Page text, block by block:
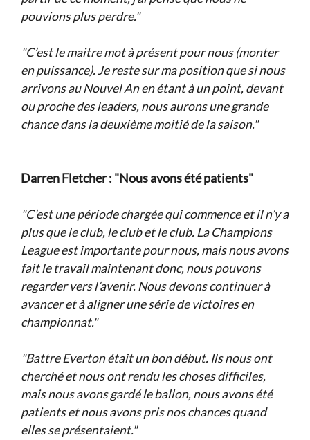
pouvions plus perdre."
"C’est le maitre mot à présent pour nous (monter
en puissance). Je reste sur ma position que si nous
arrivons au Nouvel An en étant à un point, devant
ou proche des leaders, nous aurons une grande
chance dans la deuxième moitié de la saison."
Darren Fletcher : "Nous avons été patients"
"C’est une période chargée qui commence et il n’y a
plus que le club, le club et le club. La Champions
League est importante pour nous, mais nous avons
fait le travail maintenant donc, nous pouvons
regarder vers l’avenir. Nous devons continuer à
avancer et à aligner une série de victoires en
championnat."
"Battre Everton était un bon début. Ils nous ont
cherché et nous ont rendu les choses difficiles,
mais nous avons gardé le ballon, nous avons été
patients et nous avons pris nos chances quand
elles se présentaient."